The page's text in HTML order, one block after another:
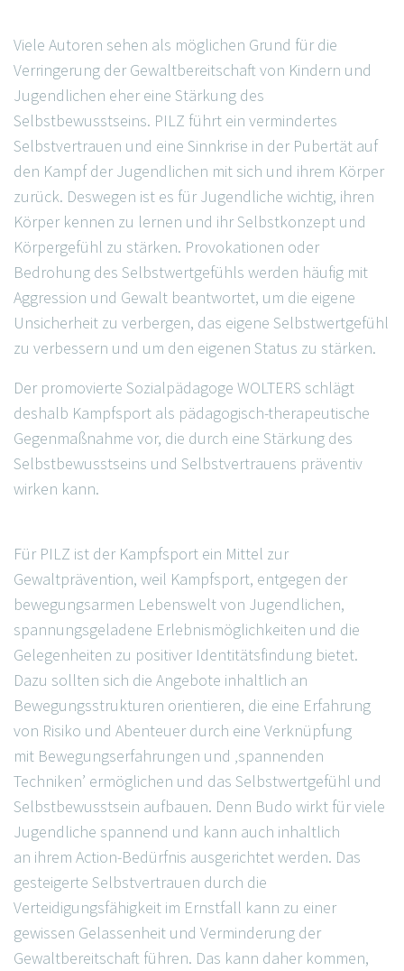
Viele Autoren sehen als möglichen Grund für die
Verringerung der Gewaltbereitschaft von Kindern und
Jugendlichen eher eine Stärkung des
Selbstbewusstseins. PILZ führt ein vermindertes
Selbstvertrauen und eine Sinnkrise in der Pubertät auf
den Kampf der Jugendlichen mit sich und ihrem Körper
zurück. Deswegen ist es für Jugendliche wichtig, ihren
Körper kennen zu lernen und ihr Selbstkonzept und
Körpergefühl zu stärken. Provokationen oder
Bedrohung des Selbstwertgefühls werden häufig mit
Aggression und Gewalt beantwortet, um die eigene
Unsicherheit zu verbergen, das eigene Selbstwertgefühl
zu verbessern und um den eigenen Status zu stärken.
Der promovierte Sozialpädagoge WOLTERS schlägt
deshalb Kampfsport als pädagogisch-therapeutische
Gegenmaßnahme vor, die durch eine Stärkung des
Selbstbewusstseins und Selbstvertrauens präventiv
wirken kann.
Für PILZ ist der Kampfsport ein Mittel zur
Gewaltprävention, weil Kampfsport, entgegen der
bewegungsarmen Lebenswelt von Jugendlichen,
spannungsgeladene Erlebnismöglichkeiten und die
Gelegenheiten zu positiver Identitätsfindung bietet.
Dazu sollten sich die Angebote inhaltlich an
Bewegungsstrukturen orientieren, die eine Erfahrung
von Risiko und Abenteuer durch eine Verknüpfung
mit Bewegungserfahrungen und ‚spannenden
Techniken’ ermöglichen und das Selbstwertgefühl und
Selbstbewusstsein aufbauen. Denn Budo wirkt für viele
Jugendliche spannend und kann auch inhaltlich
an ihrem Action-Bedürfnis ausgerichtet werden. Das
gesteigerte Selbstvertrauen durch die
Verteidigungsfähigkeit im Ernstfall kann zu einer
gewissen Gelassenheit und Verminderung der
Gewaltbereitschaft führen. Das kann daher kommen,